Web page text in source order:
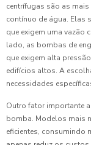
centrífugas são as
contínuo de água. Elas
que exigem uma vazão
lado, as bombas de
que exigem alta
edifícios altos. A
necessidades
Outro fator importante
bomba. Modelos mais
eficientes, consumindo